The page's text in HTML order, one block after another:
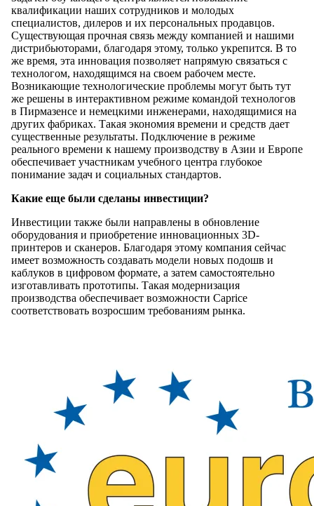
квалификации наших сотрудников и молодых
специалистов, дилеров и их персональных продавцов.
Существующая прочная связь между компанией и нашими
дистрибьюторами, благодаря этому, только укрепится. В то
же время, эта инновация позволяет напрямую связаться с
технологом, находящимся на своем рабочем месте.
Возникающие технологические проблемы могут быть тут
же решены в интерактивном режиме командой технологов
в Пирмазенсе и немецкими инженерами, находящимися на
других фабриках. Такая экономия времени и средств дает
существенные результаты. Подключение в режиме
реального времени к нашему производству в Азии и Европе
обеспечивает участникам учебного центра глубокое
понимание задач и социальных стандартов.
Какие еще были сделаны инвестиции?
Инвестиции также были направлены в обновление
оборудования и приобретение инновационных 3D-
принтеров и сканеров. Благодаря этому компания сейчас
имеет возможность создавать модели новых подошв и
каблуков в цифровом формате, а затем самостоятельно
изготавливать прототипы. Такая модернизация
производства обеспечивает возможности Caprice
соответствовать возросшим требованиям рынка.